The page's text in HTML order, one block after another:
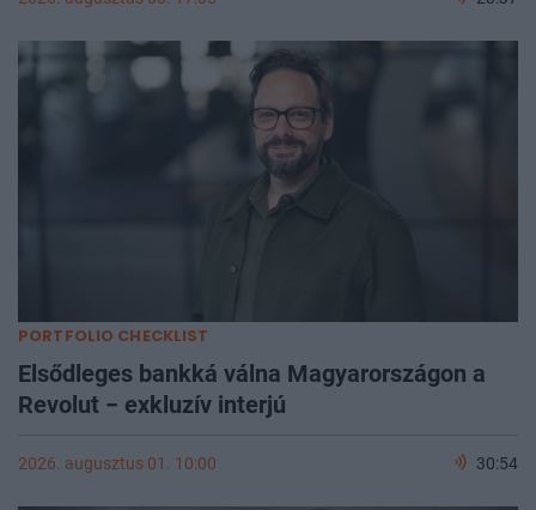
PORTFOLIO CHECKLIST
Elsődleges bankká válna Magyarországon a
Revolut − exkluzív interjú
2026. augusztus 01. 10:00 30:54